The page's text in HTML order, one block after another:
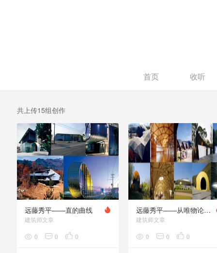
首页 收听
共上传15组创作
远藤秀平——直的曲线
建筑师文章
0 0 0
远藤秀平——从唯物论的工业性到唯心论的自然性的演变
建筑师文章
0 0 0